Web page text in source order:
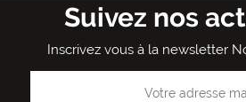
Suivez nos
Inscrivez vous à la newsletter